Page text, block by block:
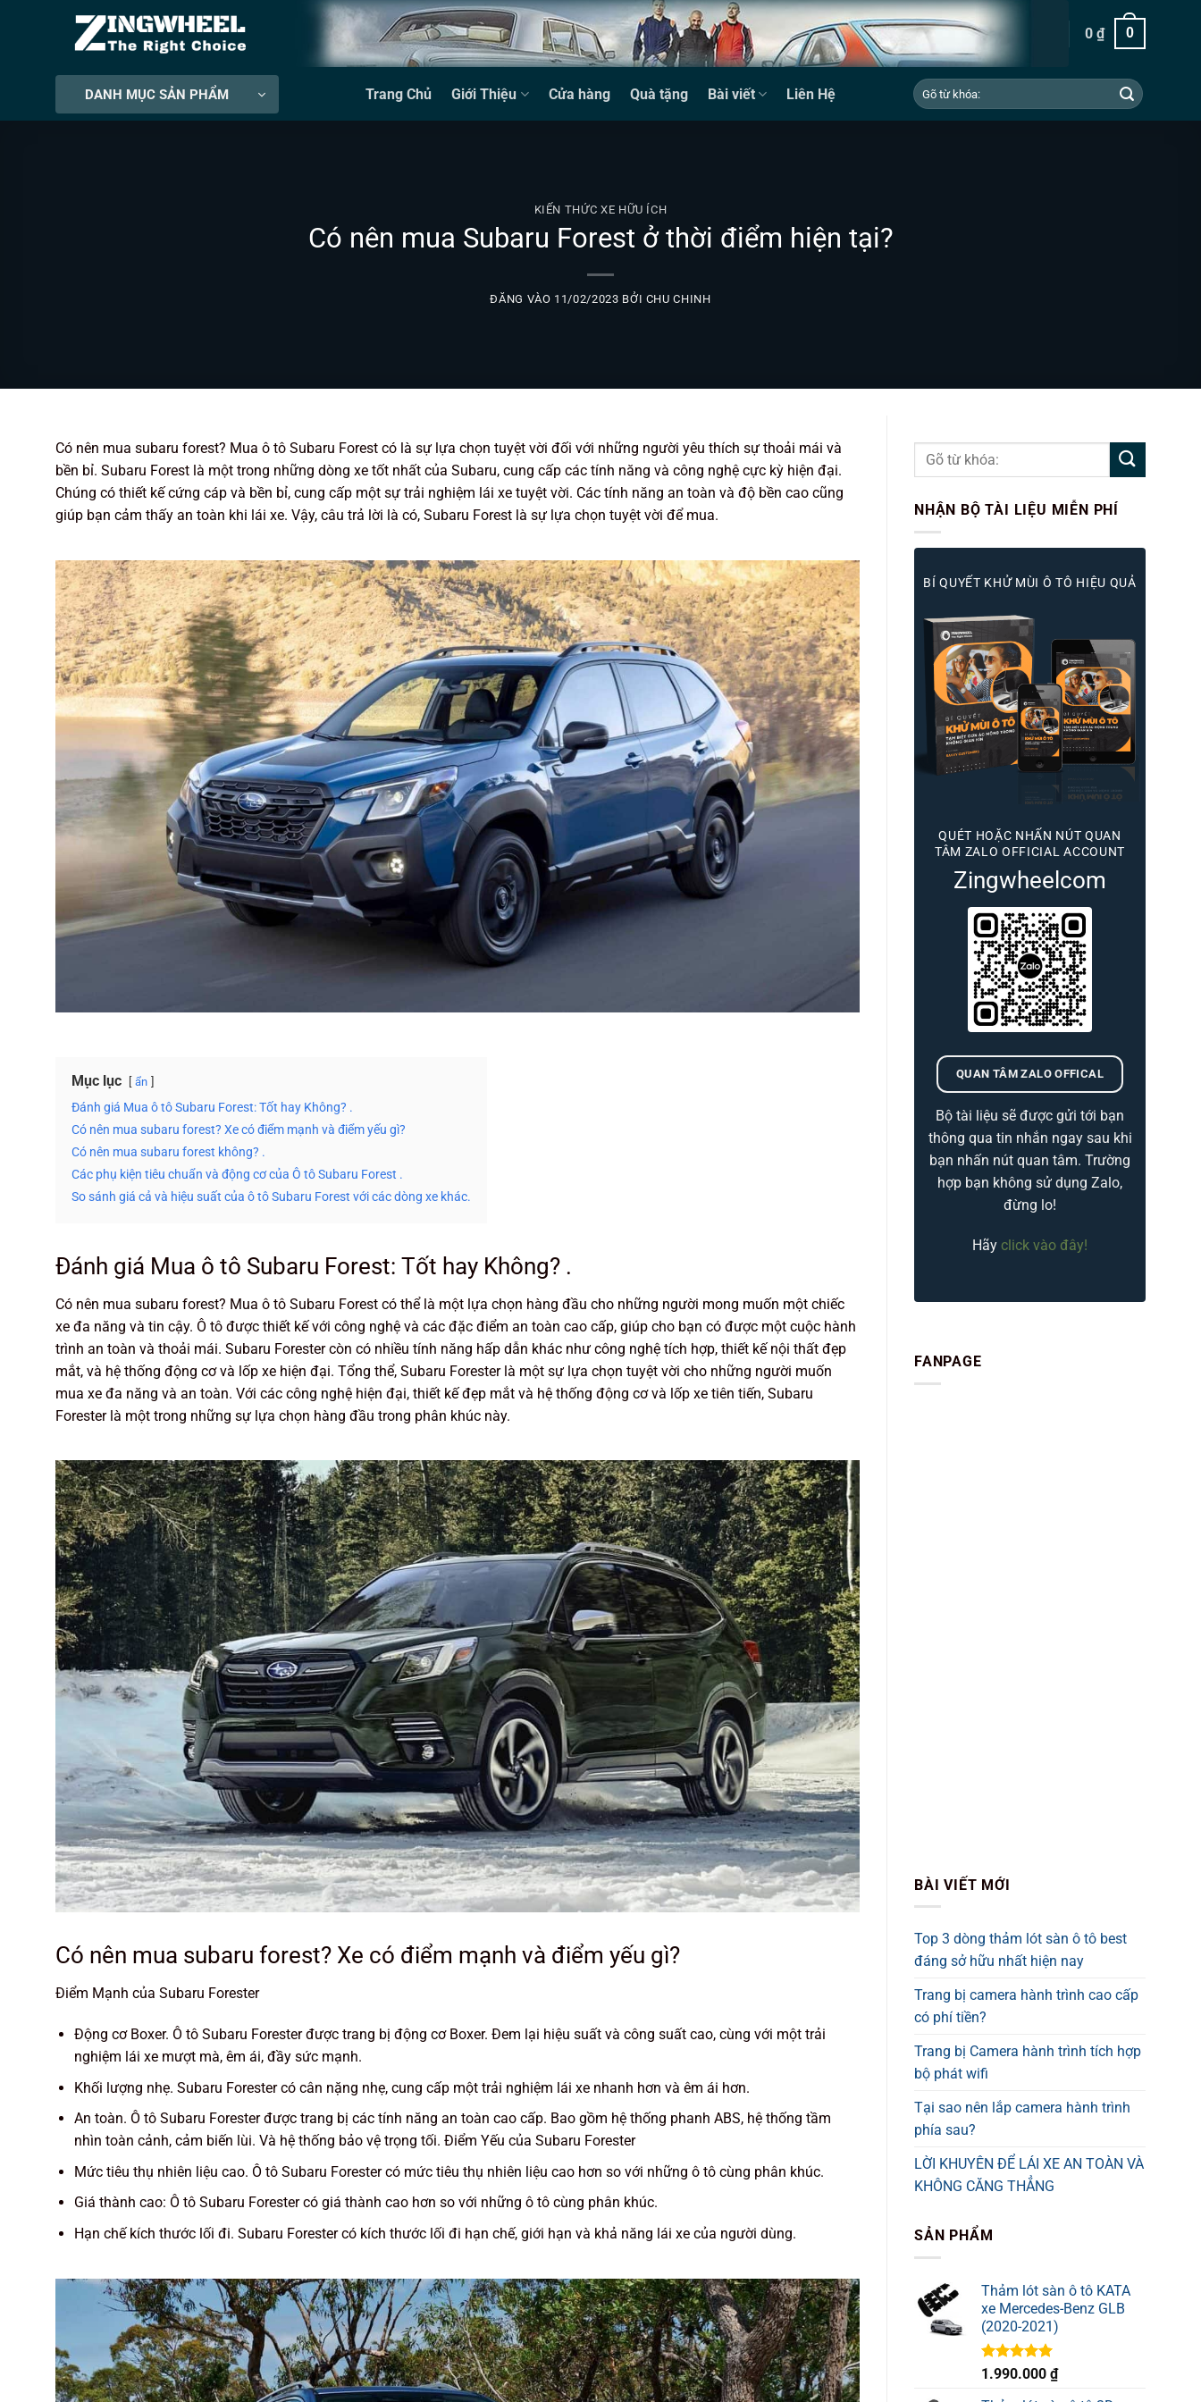
0₫ 0
DANH MỤC SẢN PHẨM Trang Chủ Giới Thiệu Cửa hàng Quà tặng Bài viết Liên Hệ
Tìm
kiếm:
KIẾN THỨC XE HỮU ÍCH
Có nên mua Subaru Forest ở thời điểm hiện tại?
ĐĂNG VÀO 11/02/2023 BỞI CHU CHINH
Có nên mua subaru forest? Mua ô tô Subaru Forest có là sự lựa chọn tuyệt vời đối với những người yêu thích sự thoải mái và
bền bỉ. Subaru Forest là một trong những dòng xe tốt nhất của Subaru, cung cấp các tính năng và công nghệ cực kỳ hiện đại.
Chúng có thiết kế cứng cáp và bền bỉ, cung cấp một sự trải nghiệm lái xe tuyệt vời. Các tính năng an toàn và độ bền cao cũng
giúp bạn cảm thấy an toàn khi lái xe. Vậy, câu trả lời là có, Subaru Forest là sự lựa chọn tuyệt vời để mua.
Mục lục ẩn
Đánh giá Mua ô tô Subaru Forest: Tốt hay Không? .
Có nên mua subaru forest? Xe có điểm mạnh và điểm yếu gì?
Có nên mua subaru forest không? .
Các phụ kiện tiêu chuẩn và động cơ của Ô tô Subaru Forest .
So sánh giá cả và hiệu suất của ô tô Subaru Forest với các dòng xe khác.
Đánh giá Mua ô tô Subaru Forest: Tốt hay Không? .
Có nên mua subaru forest? Mua ô tô Subaru Forest có thể là một lựa chọn hàng đầu cho những người mong muốn một chiếc
xe đa năng và tin cậy. Ô tô được thiết kế với công nghệ và các đặc điểm an toàn cao cấp, giúp cho bạn có được một cuộc hành
trình an toàn và thoải mái. Subaru Forester còn có nhiều tính năng hấp dẫn khác như công nghệ tích hợp, thiết kế nội thất đẹp
mắt, và hệ thống động cơ và lốp xe hiện đại. Tổng thể, Subaru Forester là một sự lựa chọn tuyệt vời cho những người muốn
mua xe đa năng và an toàn. Với các công nghệ hiện đại, thiết kế đẹp mắt và hệ thống động cơ và lốp xe tiên tiến, Subaru
Forester là một trong những sự lựa chọn hàng đầu trong phân khúc này.
Có nên mua subaru forest? Xe có điểm mạnh và điểm yếu gì?
Điểm Mạnh của Subaru Forester
Động cơ Boxer. Ô tô Subaru Forester được trang bị động cơ Boxer. Đem lại hiệu suất và công suất cao, cùng với một trải
nghiệm lái xe mượt mà, êm ái, đầy sức mạnh.
Khối lượng nhẹ. Subaru Forester có cân nặng nhẹ, cung cấp một trải nghiệm lái xe nhanh hơn và êm ái hơn.
An toàn. Ô tô Subaru Forester được trang bị các tính năng an toàn cao cấp. Bao gồm hệ thống phanh ABS, hệ thống tầm
nhìn toàn cảnh, cảm biến lùi. Và hệ thống bảo vệ trọng tối. Điểm Yếu của Subaru Forester
Mức tiêu thụ nhiên liệu cao. Ô tô Subaru Forester có mức tiêu thụ nhiên liệu cao hơn so với những ô tô cùng phân khúc.
Giá thành cao: Ô tô Subaru Forester có giá thành cao hơn so với những ô tô cùng phân khúc.
Hạn chế kích thước lối đi. Subaru Forester có kích thước lối đi hạn chế, giới hạn và khả năng lái xe của người dùng.
NHẬN BỘ TÀI LIỆU MIỄN PHÍ
BÍ QUYẾT KHỬ MÙI Ô TÔ HIỆU QUẢ
QUÉT HOẶC NHẤN NÚT QUAN
TÂM ZALO OFFICIAL ACCOUNT
Zingwheelcom
QUAN TÂM ZALO OFFICAL
Bộ tài liệu sẽ được gửi tới bạn
thông qua tin nhắn ngay sau khi
bạn nhấn nút quan tâm. Trường
hợp bạn không sử dụng Zalo,
đừng lo!
Hãy click vào đây!
FANPAGE
BÀI VIẾT MỚI
Top 3 dòng thảm lót sàn ô tô best
đáng sở hữu nhất hiện nay
Trang bị camera hành trình cao cấp
có phí tiền?
Trang bị Camera hành trình tích hợp
bộ phát wifi
Tại sao nên lắp camera hành trình
phía sau?
LỜI KHUYÊN ĐỂ LÁI XE AN TOÀN VÀ
KHÔNG CĂNG THẲNG
SẢN PHẨM
Thảm lót sàn ô tô KATA
xe Mercedes-Benz GLB
(2020-2021)
Được xếp
1.990.000 ₫